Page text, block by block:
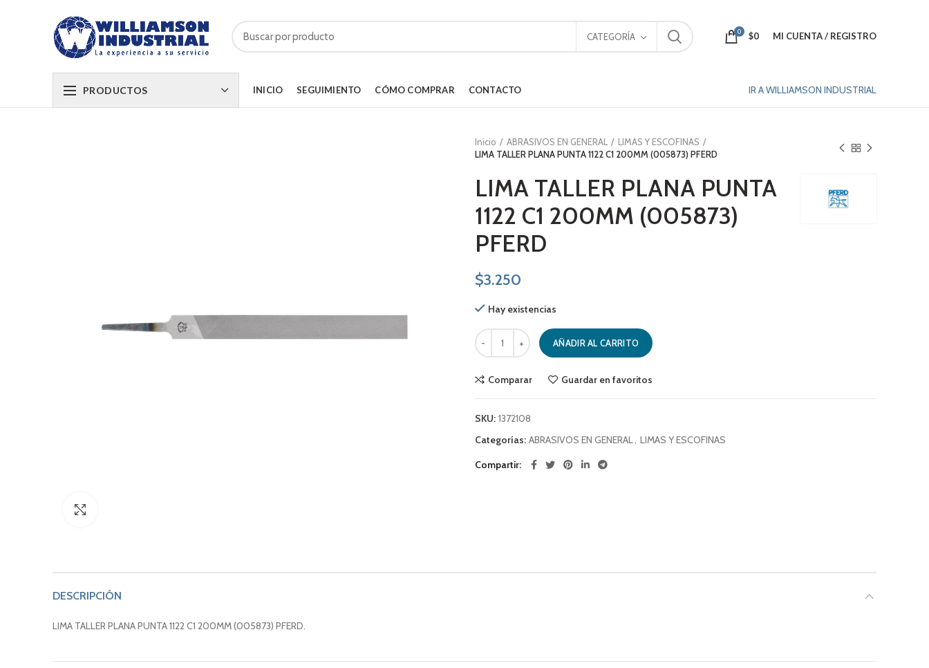
CATEGORÍA 0 $0 MI CUENTA / REGISTRO
PRODUCTOS INICIO SEGUIMIENTO CÓMO COMPRAR CONTACTO IR A WILLIAMSON INDUSTRIAL
Inicio ABRASIVOS EN GENERAL
LIMAS Y ESCOFINAS
LIMA TALLER PLANA PUNTA 1122 C1 200MM (005873) PFERD
LIMA TALLER PLANA PUNTA
1122 C1 200MM (005873)
PFERD
$3.250
Hay existencias
LIMA TALLER PLANA PUNTA 1122 C1 200MM (005873) PFERD cantidad
AÑADIR AL CARRITO
Comparar Guardar en favoritos
SKU: 1372108
Categorías: ABRASIVOS EN GENERAL, LIMAS Y ESCOFINAS
Compartir
DESCRIPCIÓN
LIMA TALLER PLANA PUNTA 1122 C1 200MM (005873) PFERD.